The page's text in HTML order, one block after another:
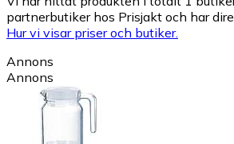
partnerbutiker hos Prisjakt och har
Hur vi visar priser och butiker.
Annons
Annons